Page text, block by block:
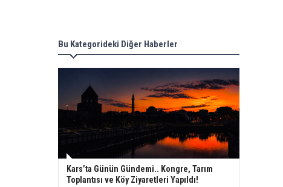
Bu Kategorideki Diğer Haberler
Kars’ta Günün Gündemi.. Kongre, Tarım
Toplantısı ve Köy Ziyaretleri Yapıldı!